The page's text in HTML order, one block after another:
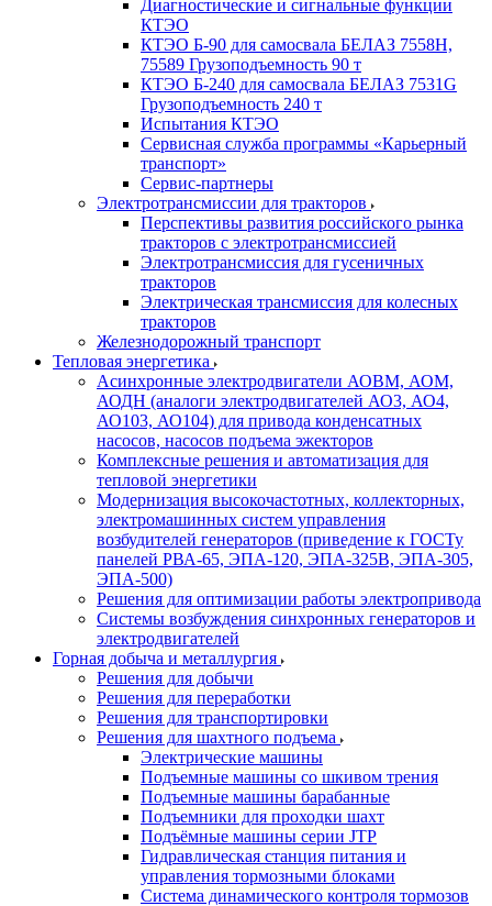
Диагностические и сигнальные функции
КТЭО
КТЭО Б-90 для самосвала БЕЛАЗ 7558H,
75589 Грузоподъемность 90 т
КТЭО Б-240 для самосвала БЕЛАЗ 7531G
Грузоподъемность 240 т
Испытания КТЭО
Сервисная служба программы «Карьерный
транспорт»
Сервис-партнеры
Электротрансмиссии для тракторов
Перспективы развития российского рынка
тракторов с электротрансмиссией
Электротрансмиссия для гусеничных
тракторов
Электрическая трансмиссия для колесных
тракторов
Железнодорожный транспорт
Тепловая энергетика
Асинхронные электродвигатели АОВМ, АОМ,
АОДН (аналоги электродвигателей АО3, АО4,
АО103, АО104) для привода конденсатных
насосов, насосов подъема эжекторов
Комплексные решения и автоматизация для
тепловой энергетики
Модернизация высокочастотных, коллекторных,
электромашинных систем управления
возбудителей генераторов (приведение к ГОСТу
панелей РВА-65, ЭПА-120, ЭПА-325В, ЭПА-305,
ЭПА-500)
Решения для оптимизации работы электропривода
Системы возбуждения синхронных генераторов и
электродвигателей
Горная добыча и металлургия
Решения для добычи
Решения для переработки
Решения для транспортировки
Решения для шахтного подъема
Электрические машины
Подъемные машины со шкивом трения
Подъемные машины барабанные
Подъемники для проходки шахт
Подъёмные машины серии JTP
Гидравлическая станция питания и
управления тормозными блоками
Система динамического контроля тормозов